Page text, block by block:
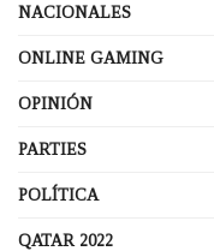
NACIONALES
ONLINE GAMING
OPINIÓN
PARTIES
POLÍTICA
QATAR 2022